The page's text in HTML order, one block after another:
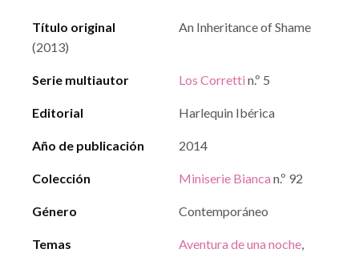
Título original
An Inheritance of Shame
(2013)
Serie multiautor Los Corretti n.º 5
Editorial Harlequin Ibérica
Año de publicación 2014
Colección Miniserie Bianca n.º 92
Género Contemporáneo
Temas Aventura de una noche,